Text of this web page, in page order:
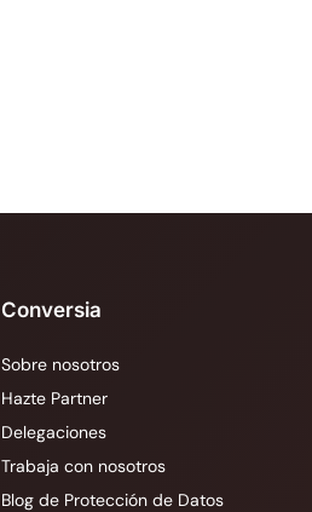
Conversia
Sobre nosotros
Hazte Partner
Delegaciones
Trabaja con nosotros
Blog de Protección de Datos